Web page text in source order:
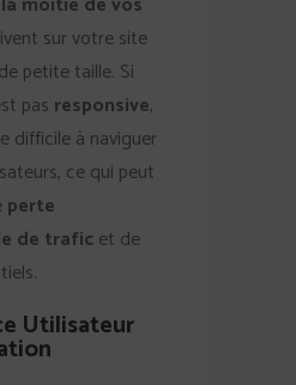
sur votre site
petite taille. Si
pas responsive,
difficile à naviguer
ce qui peut
perte
de trafic et de
Utilisateur